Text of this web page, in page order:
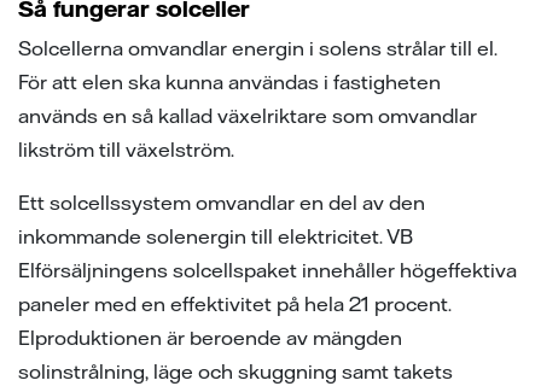
Så fungerar solceller
Solcellerna omvandlar energin i solens strålar till el.
För att elen ska kunna användas i fastigheten
används en så kallad växelriktare som omvandlar
likström till växelström.
Ett solcellssystem omvandlar en del av den
inkommande solenergin till elektricitet. VB
Elförsäljningens solcellspaket innehåller högeffektiva
paneler med en effektivitet på hela 21 procent.
Elproduktionen är beroende av mängden
solinstrålning, läge och skuggning samt takets